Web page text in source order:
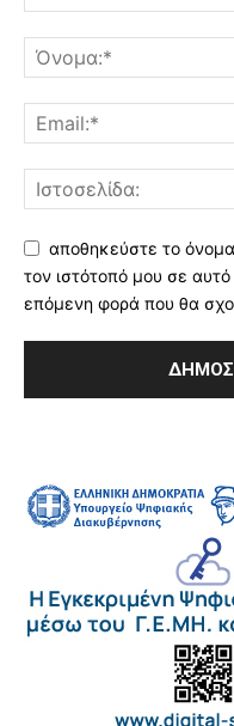
αποθηκεύστε το
τον ιστότοπό μου σε
επόμενη φορά που θα